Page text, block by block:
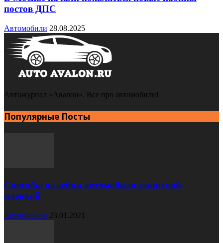
постов ДПС
Автомобили 28.08.2025
Автожурнал «Авалон». Все про автомобили!
Популярные Посты
Способы оклейки автомобиля защитной
пленкой
Автомобили 23.01.2021